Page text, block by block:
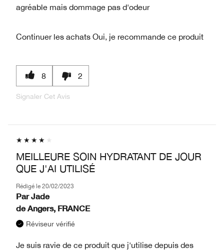
agréable mais dommage pas d'odeur
Continuer les achats Oui, je recommande ce produit
8 2
Signaler Cet Avis
MEILLEURE SOIN HYDRATANT DE JOUR
QUE J'AI UTILISÉ
Rédigé le 20/02/2023
Par Jade
de Angers, FRANCE
Réviseur vérifié
Je suis ravie de ce produit que j'utilise depuis des